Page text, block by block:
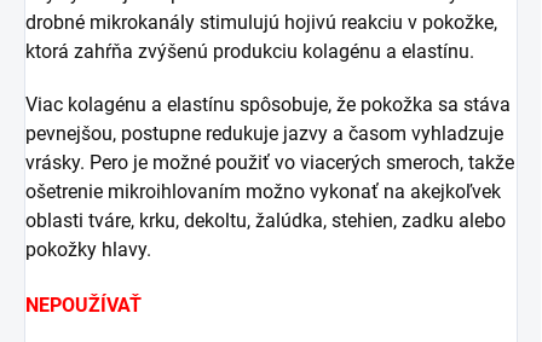
drobné mikrokanály stimulujú hojivú reakciu v pokožke,
ktorá zahŕňa zvýšenú produkciu kolagénu a elastínu.
Viac kolagénu a elastínu spôsobuje, že pokožka sa stáva
pevnejšou, postupne redukuje jazvy a časom vyhladzuje
vrásky. Pero je možné použiť vo viacerých smeroch, takže
ošetrenie mikroihlovaním možno vykonať na akejkoľvek
oblasti tváre, krku, dekoltu, žalúdka, stehien, zadku alebo
pokožky hlavy.
NEPOUŽÍVAŤ